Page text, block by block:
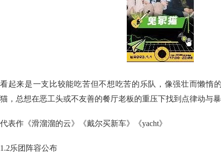
看起来是一支比较能吃苦但不想吃苦的乐队，像强壮而懒惰
猫，总想在恶工头或不友善的餐厅老板的重压下找到点律动与
代表作《滑溜溜的云》《戴尔买新车》《yacht》
1.2乐团阵容公布